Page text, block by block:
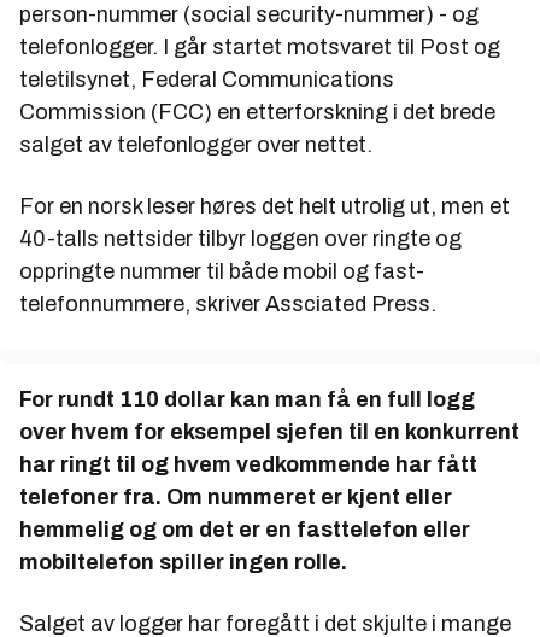
person-nummer (social security-nummer) - og
telefonlogger. I går startet motsvaret til Post og
teletilsynet, Federal Communications
Commission (FCC) en etterforskning i det brede
salget av telefonlogger over nettet.
For en norsk leser høres det helt utrolig ut, men et
40-talls nettsider tilbyr loggen over ringte og
oppringte nummer til både mobil og fast-
telefonnummere, skriver Assciated Press.
For rundt 110 dollar kan man få en full logg
over hvem for eksempel sjefen til en konkurrent
har ringt til og hvem vedkommende har fått
telefoner fra. Om nummeret er kjent eller
hemmelig og om det er en fasttelefon eller
mobiltelefon spiller ingen rolle.
Salget av logger har foregått i det skjulte i mange